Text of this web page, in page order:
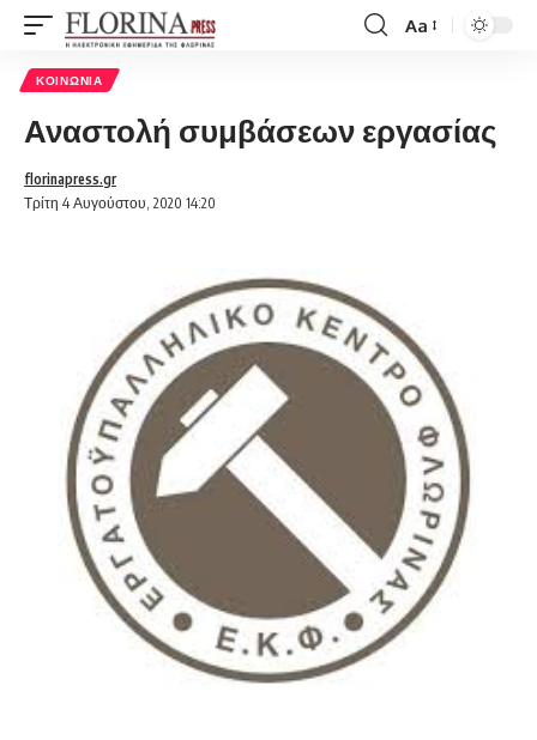
Font
Aa
ΚΟΙΝΩΝΊΑ
Αναστολή συμβάσεων εργασίας
Τρίτη 4 Αυγούστου, 2020 14:20
florinapress.gr